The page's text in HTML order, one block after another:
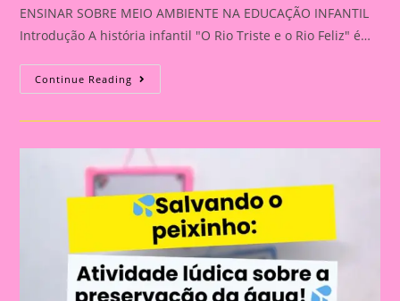
ENSINAR SOBRE MEIO AMBIENTE NA EDUCAÇÃO INFANTIL
Introdução A história infantil "O Rio Triste e o Rio Feliz" é…
Continue Reading O
RIO
E
FELIZ:
UMA
HISTÓRIA
INFANTIL
PARA
ENSINAR
SOBRE
MEIO
AMBIENTE
NA
EDUCAÇÃO
INFANTIL